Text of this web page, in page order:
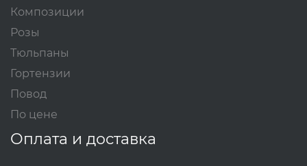
Композиции
Розы
Тюльпаны
Гортензии
Повод
По цене
Оплата и доставка